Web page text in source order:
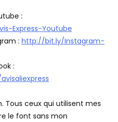
:
Express-Youtube
: http://bit.ly/Instagram-
:
Tous ceux qui utilisent mes
le font sans mon